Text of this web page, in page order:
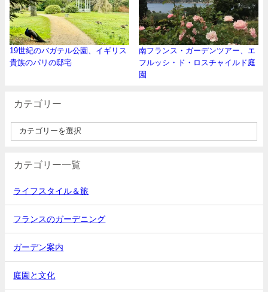
19世紀のバガテル公園、イギリス
貴族のパリの邸宅
南フランス・ガーデンツアー、エ
フルッシ・ド・ロスチャイルド庭
園
カテゴリー
カテゴリー一覧
ライフスタイル＆旅
フランスのガーデニング
ガーデン案内
庭園と文化